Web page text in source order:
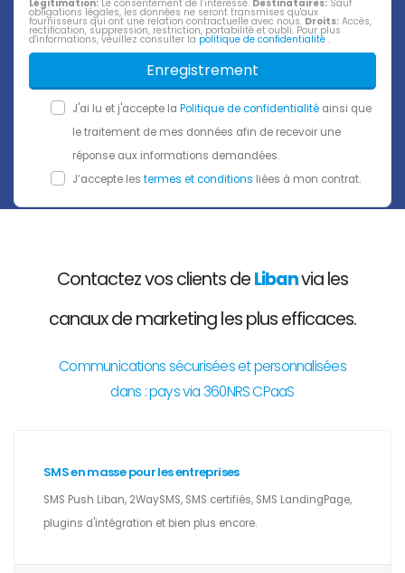
Légitimation: Le consentement de l’intéressé. Destinataires: Sauf
obligations légales, les données ne seront transmises qu'aux
fournisseurs qui ont une relation contractuelle avec nous. Droits: Accès,
rectification, suppression, restriction, portabilité et oubli. Pour plus
d'informations, veuillez consulter la politique de confidentialité .
Enregistrement
J'ai lu et j'accepte la Politique de confidentialité ainsi que
le traitement de mes données afin de recevoir une
réponse aux informations demandées.
J’accepte les termes et conditions liées à mon contrat.
Contactez vos clients deLibanvia les
canaux de marketing les plus efficaces.
Communications sécurisées et personnalisées
dans : pays via 360NRS CPaaS
SMS en masse pour les entreprises
SMS Push Liban, 2WaySMS, SMS certifiés, SMS LandingPage,
plugins d'intégration et bien plus encore.